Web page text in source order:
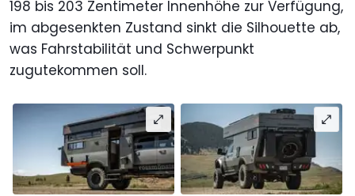
198 bis 203 Zentimeter Innenhöhe zur Verfügung,
im abgesenkten Zustand sinkt die Silhouette ab,
was Fahrstabilität und Schwerpunkt
zugutekommen soll.